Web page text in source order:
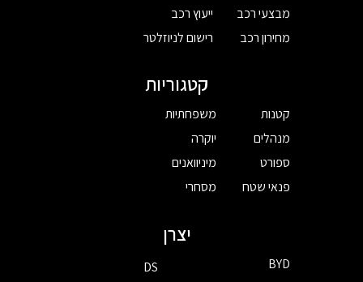
מבצעי רכב
מחירון רכב
ייעוץ רכב
רישום לניוזלטר
קטגוריות
קטנות
מנהלים
ספורט
פנאי שטח
משפחתיות
יוקרה
מיניוואנים
מסחרי
יצרן
BYD
DS